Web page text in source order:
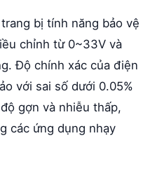
bị tính năng bảo vệ
chỉnh từ 0~33V và
Độ chính xác của điện
với sai số dưới 0.05%
gợn và nhiễu thấp,
các ứng dụng nhạy